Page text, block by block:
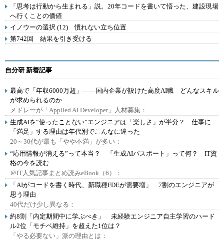
「思考は行動から生まれる」説。20年コードを書いて悟った、建設現場
へ行くことの価値
イノウーの選択 (12) 慣れない立ち位置
第742回 結果を引き受ける
自分研 新着記事
最高で「年収6000万超」――国内企業が設けた高度AI職 どんなスキル
が求められるのか
メドレーが「Applied AI Developer」人材募集：
生成AIを“使ったことない”エンジニアは「楽しさ」が半分？ 仕事に
「満足」する理由は年代別でこんなに違った
20～30代が最も「やや不満」が多い：
“応用情報が消える”って本当？ 「生成AIパスポート」って何？ IT資
格の今を読む
＠IT人気記事まとめ読みeBook（6）：
「AIがコードを書く時代、新職種FDEが需要増」 7割のエンジニアが
思う理由
40代だけ少し異なる：
約8割「内定期間中に学ぶべき」 未経験エンジニア自主学習のハード
ル2位「モチベ維持」を超えた1位は？
「やる必要ない」派の理由とは：